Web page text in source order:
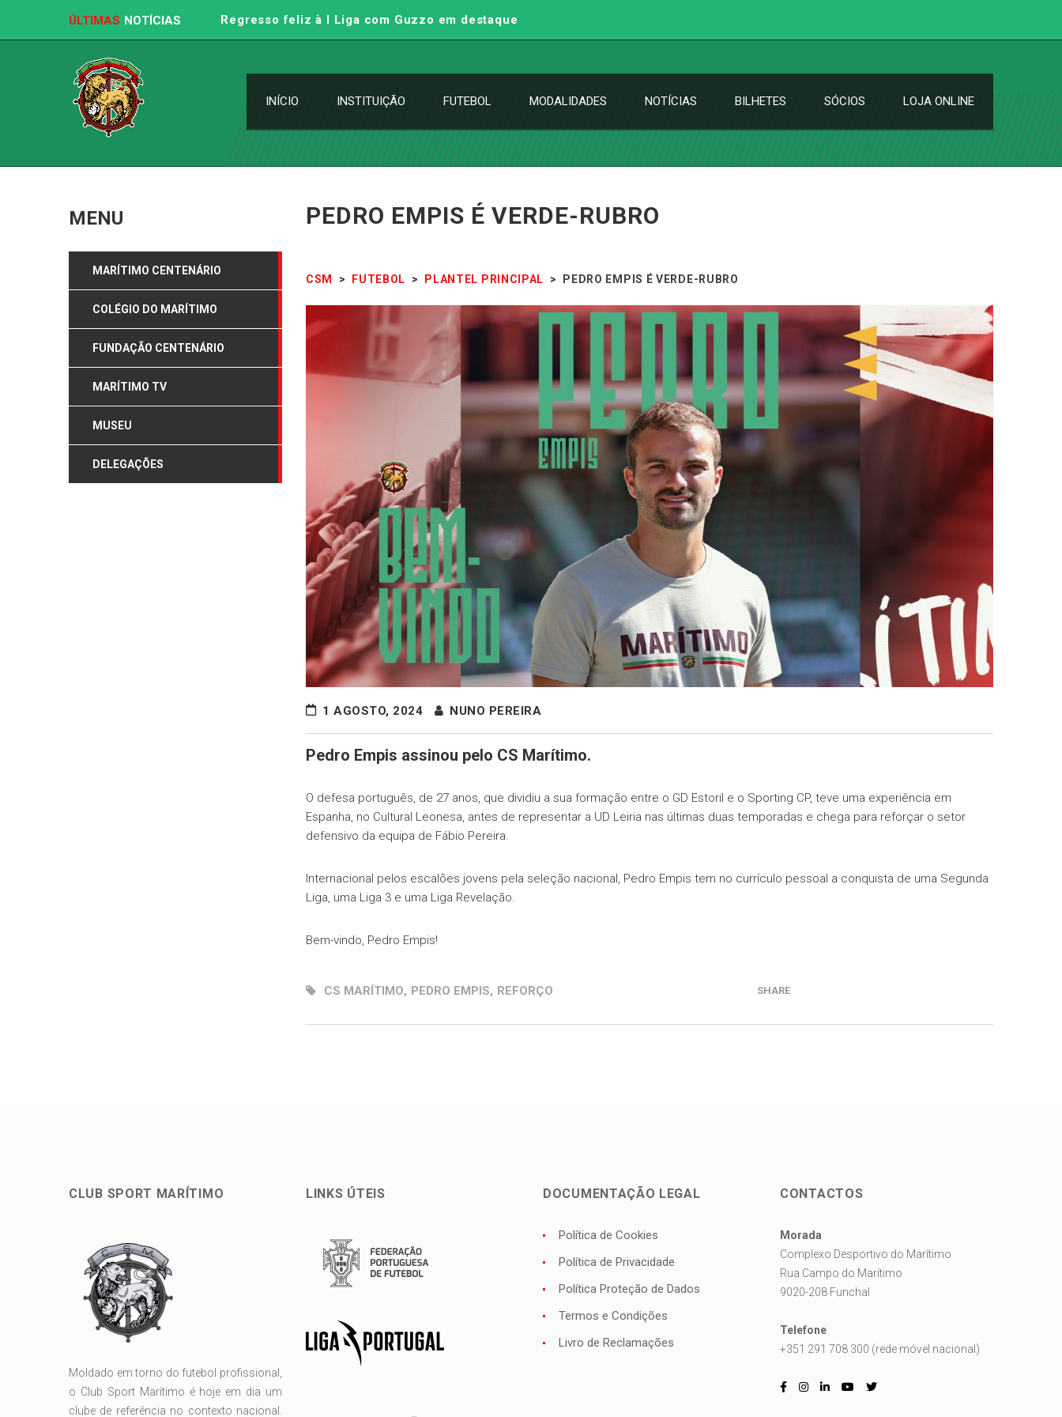
ÚLTIMAS NOTÍCIAS Regresso feliz à I Liga com Guzzo em destaque
INÍCIO INSTITUIÇÃO FUTEBOL MODALIDADES NOTÍCIAS BILHETES SÓCIOS LOJA ONLINE
PEDRO EMPIS É VERDE-RUBRO
CSM > FUTEBOL > PLANTEL PRINCIPAL > PEDRO EMPIS É VERDE-RUBRO
1 AGOSTO, 2024 NUNO PEREIRA
Pedro Empis assinou pelo CS Marítimo.
O defesa português, de 27 anos, que dividiu a sua formação entre o GD Estoril e o Sporting CP, teve uma experiência em
Espanha, no Cultural Leonesa, antes de representar a UD Leiria nas últimas duas temporadas e chega para reforçar o setor
defensivo da equipa de Fábio Pereira.
Internacional pelos escalões jovens pela seleção nacional, Pedro Empis tem no currículo pessoal a conquista de uma Segunda
Liga, uma Liga 3 e uma Liga Revelação.
Bem-vindo, Pedro Empis!
CS MARÍTIMO, PEDRO EMPIS, REFORÇO SHARE
MENU
MARÍTIMO CENTENÁRIO
COLÉGIO DO MARÍTIMO
FUNDAÇÃO CENTENÁRIO
MARÍTIMO TV
MUSEU
DELEGAÇÕES
CLUB SPORT MARÍTIMO
Moldado em torno do futebol profissional,
o Club Sport Marítimo é hoje em dia um
clube de referência no contexto nacional.
LINKS ÚTEIS DOCUMENTAÇÃO LEGAL
Política de Cookies
Política de Privacidade
Política Proteção de Dados
Termos e Condições
Livro de Reclamações
CONTACTOS
Morada
Complexo Desportivo do Marítimo
Rua Campo do Marítimo
9020-208 Funchal
Telefone
+351 291 708 300 (rede móvel nacional)